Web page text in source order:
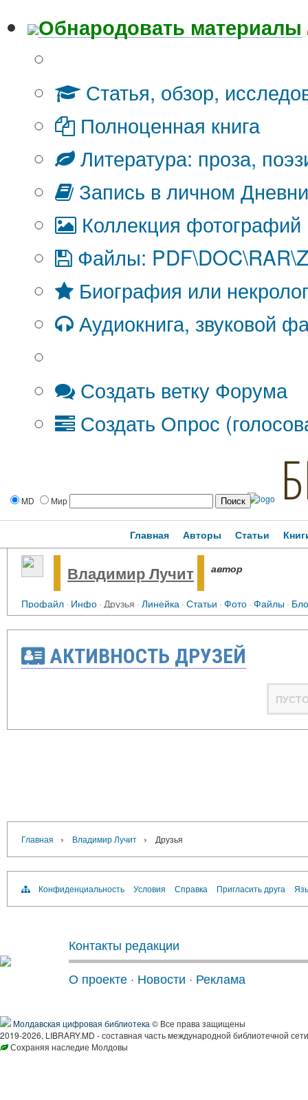
Обнародовать материалы
Статья, обзор,
Полноценная книга
Литература: проза,
Запись в личном
Коллекция фотографий
Файлы:
Биография или
Аудиокнига, звуковой
Создать ветку Форума
Создать Опрос
MD Мир
Главная Авторы Статьи
Владимир Лучит автор
Профайл· Инфо·Друзья ·Линейка·Статьи ·Фото·Файлы·
АКТИВНОСТЬ ДРУЗЕЙ
Главная › Владимир Лучит › Друзья
Конфиденциальность Условия Справка Пригласить друга
Контакты редакции
О проекте · Новости · Реклама
Молдавская цифровая библиотека © Все права защищены
2019-2026, LIBRARY.MD - составная часть международной библиотечной
Сохраняя наследие Молдовы